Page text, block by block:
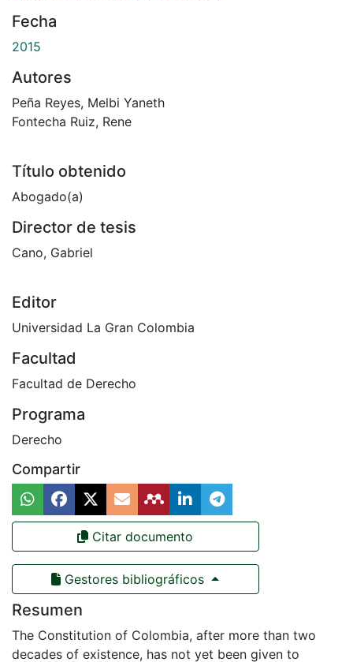
Fecha
2015
Autores
Peña Reyes, Melbi Yaneth
Fontecha Ruiz, Rene
Título obtenido
Abogado(a)
Director de tesis
Cano, Gabriel
Editor
Universidad La Gran Colombia
Facultad
Facultad de Derecho
Programa
Derecho
Compartir
Citar documento
Gestores bibliográficos
Resumen
The Constitution of Colombia, after more than two
decades of existence, has not yet been given to